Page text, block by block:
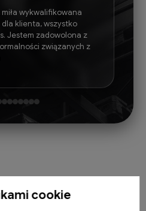
wykwalifikowana
dla klienta, wszystko
Jestem zadowolona z
związanych z
cookie